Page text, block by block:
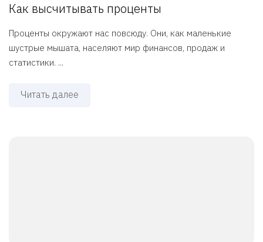
Как высчитывать проценты
Проценты окружают нас повсюду. Они, как маленькие
шустрые мышата, населяют мир финансов, продаж и
статистики. ...
Читать далее